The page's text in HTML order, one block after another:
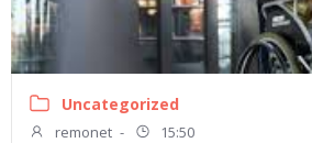
Uncategorized
remonet - 15:50